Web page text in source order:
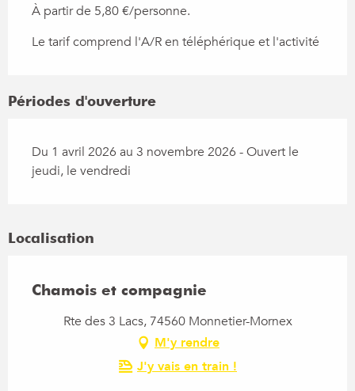
À partir de 5,80 €/personne.
Le tarif comprend l'A/R en téléphérique et l'activité
Périodes d'ouverture
Du 1 avril 2026 au 3 novembre 2026 - Ouvert le
jeudi, le vendredi
Localisation
Chamois et compagnie
Rte des 3 Lacs, 74560 Monnetier-Mornex
M'y rendre
J'y vais en train !